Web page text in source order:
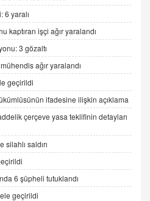
Hangi Önlemler Alınmalı?
da Ziyaret Etse...
Yüzüne Vurulan Şamar:
6 yaralı
kaptıran işçi ağır yaralandı
3 gözaltı
ağır yaralandı
geçirildi
ifadesine ilişkin açıklama
çerçeve yasa teklifinin detayları
saldırı
6 şüpheli tutuklandı
geçirildi